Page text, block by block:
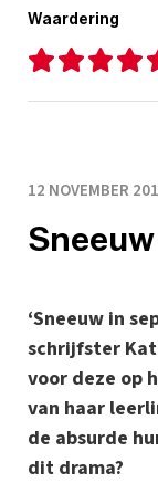
Waardering
12 NOVEMBER
‘Sneeuw in
schrijfster
voor deze op
van haar
de absurde
dit drama?